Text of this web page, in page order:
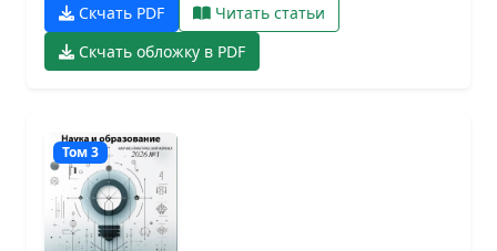
Скчать PDF
Читать статьи
Скчать обложку в PDF
Том 3